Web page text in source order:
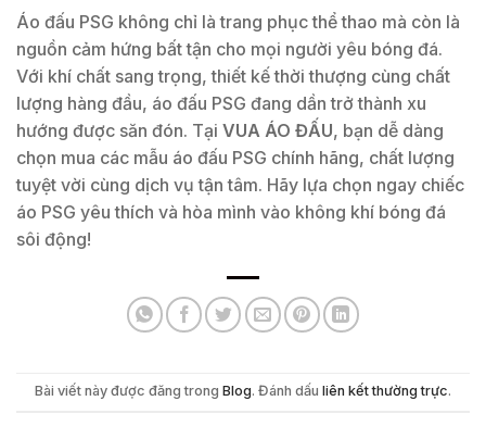
Áo đấu PSG không chỉ là trang phục thể thao mà còn là
nguồn cảm hứng bất tận cho mọi người yêu bóng đá.
Với khí chất sang trọng, thiết kế thời thượng cùng chất
lượng hàng đầu, áo đấu PSG đang dần trở thành xu
hướng được săn đón. Tại VUA ÁO ĐẤU, bạn dễ dàng
chọn mua các mẫu áo đấu PSG chính hãng, chất lượng
tuyệt vời cùng dịch vụ tận tâm. Hãy lựa chọn ngay chiếc
áo PSG yêu thích và hòa mình vào không khí bóng đá
sôi động!
Bài viết này được đăng trong Blog. Đánh dấu liên kết thường trực.